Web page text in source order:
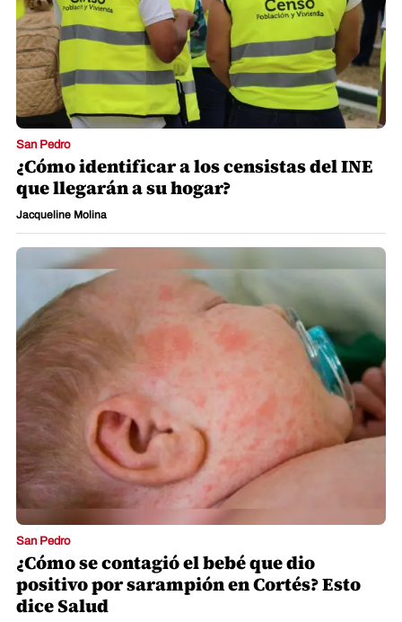
San Pedro
¿Cómo identificar a los censistas del INE
que llegarán a su hogar?
Jacqueline Molina
San Pedro
¿Cómo se contagió el bebé que dio
positivo por sarampión en Cortés? Esto
dice Salud